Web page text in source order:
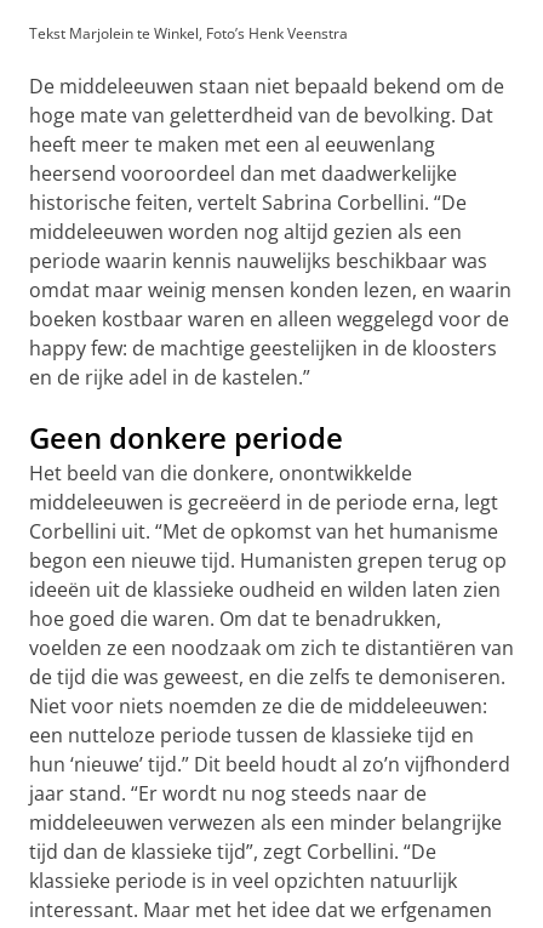
Tekst Marjolein te Winkel, Foto’s Henk Veenstra
De middeleeuwen staan niet bepaald bekend om de
hoge mate van geletterdheid van de bevolking. Dat
heeft meer te maken met een al eeuwenlang
heersend vooroordeel dan met daadwerkelijke
historische feiten, vertelt Sabrina Corbellini. “De
middeleeuwen worden nog altijd gezien als een
periode waarin kennis nauwelijks beschikbaar was
omdat maar weinig mensen konden lezen, en waarin
boeken kostbaar waren en alleen weggelegd voor de
happy few: de machtige geestelijken in de kloosters
en de rijke adel in de kastelen.”
Geen donkere periode
Het beeld van die donkere, onontwikkelde
middeleeuwen is gecreëerd in de periode erna, legt
Corbellini uit. “Met de opkomst van het humanisme
begon een nieuwe tijd. Humanisten grepen terug op
ideeën uit de klassieke oudheid en wilden laten zien
hoe goed die waren. Om dat te benadrukken,
voelden ze een noodzaak om zich te distantiëren van
de tijd die was geweest, en die zelfs te demoniseren.
Niet voor niets noemden ze die de middeleeuwen:
een nutteloze periode tussen de klassieke tijd en
hun ‘nieuwe’ tijd.” Dit beeld houdt al zo’n vijfhonderd
jaar stand. “Er wordt nu nog steeds naar de
middeleeuwen verwezen als een minder belangrijke
tijd dan de klassieke tijd”, zegt Corbellini. “De
klassieke periode is in veel opzichten natuurlijk
interessant. Maar met het idee dat we erfgenamen